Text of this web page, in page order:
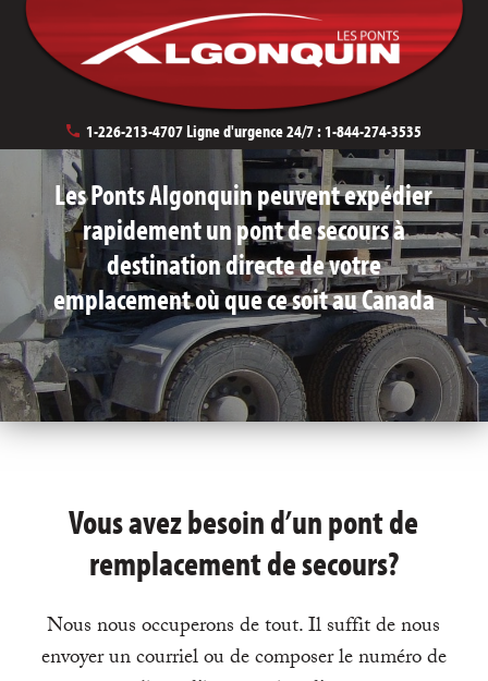
1-226-213-4707 Ligne d'urgence 24/7 :1-844-274-3535
Ponts de secours
Les Ponts Algonquin peuvent expédier
rapidement un pont de secours à
destination directe de votre
emplacement où que ce soit au Canada
Vous avez besoin d’un pont de
remplacement de secours?
Nous nous occuperons de tout. Il suffit de nous
envoyer un courriel ou de composer le numéro de